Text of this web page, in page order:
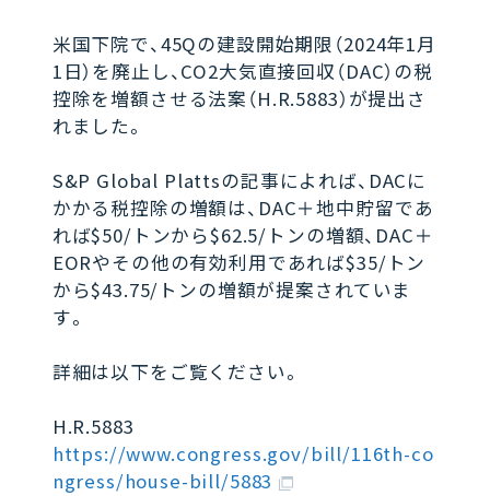
米国下院で、45Qの建設開始期限（2024年1月
1日）を廃止し、CO2大気直接回収（DAC）の税
控除を増額させる法案（H.R.5883）が提出さ
れました。
S&P Global Plattsの記事によれば、DACに
かかる税控除の増額は、DAC＋地中貯留であ
れば$50/トンから$62.5/トンの増額、DAC＋
EORやその他の有効利用であれば$35/トン
から$43.75/トンの増額が提案されていま
す。
詳細は以下をご覧ください。
H.R.5883
https://www.congress.gov/bill/116th-co
ngress/house-bill/5883